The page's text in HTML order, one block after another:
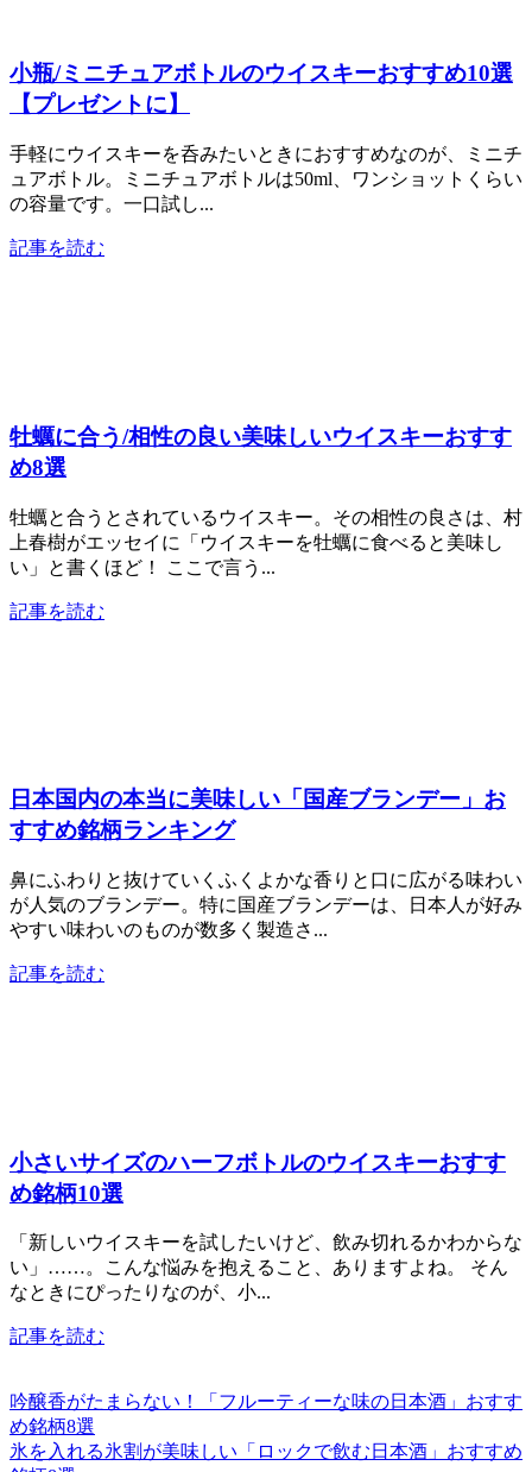
小瓶/ミニチュアボトルのウイスキーおすすめ10選
【プレゼントに】
手軽にウイスキーを呑みたいときにおすすめなのが、ミニチ
ュアボトル。ミニチュアボトルは50ml、ワンショットくらい
の容量です。一口試し...
記事を読む
牡蠣に合う/相性の良い美味しいウイスキーおすす
め8選
牡蠣と合うとされているウイスキー。その相性の良さは、村
上春樹がエッセイに「ウイスキーを牡蠣に食べると美味し
い」と書くほど！ ここで言う...
記事を読む
日本国内の本当に美味しい「国産ブランデー」お
すすめ銘柄ランキング
鼻にふわりと抜けていくふくよかな香りと口に広がる味わい
が人気のブランデー。特に国産ブランデーは、日本人が好み
やすい味わいのものが数多く製造さ...
記事を読む
小さいサイズのハーフボトルのウイスキーおすす
め銘柄10選
「新しいウイスキーを試したいけど、飲み切れるかわからな
い」……。こんな悩みを抱えること、ありますよね。 そん
なときにぴったりなのが、小...
記事を読む
吟醸香がたまらない！「フルーティーな味の日本酒」おすす
め銘柄8選
氷を入れる氷割が美味しい「ロックで飲む日本酒」おすすめ